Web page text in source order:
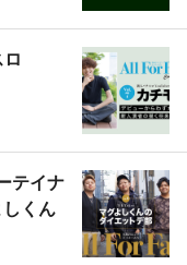
テイナ
くん